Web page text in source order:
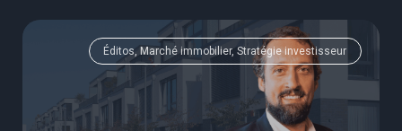
Éditos, Marché immobilier, Stratégie investisseur